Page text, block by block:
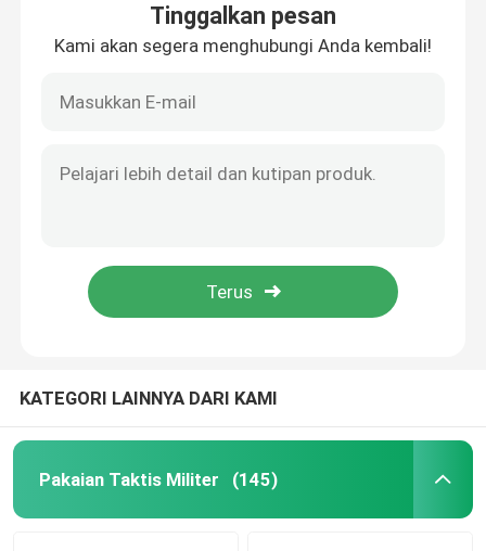
Tinggalkan pesan
Kami akan segera menghubungi Anda kembali!
KATEGORI LAINNYA DARI KAMI
Pakaian Taktis Militer (145)